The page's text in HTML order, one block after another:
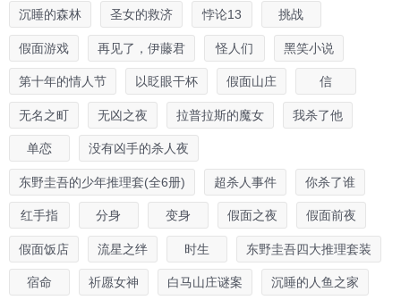
沉睡的森林 圣女的救济 悖论13 挑战
假面游戏 再见了，伊藤君 怪人们 黑笑小说
第十年的情人节 以眨眼干杯 假面山庄 信
无名之町 无凶之夜 拉普拉斯的魔女 我杀了他
单恋 没有凶手的杀人夜
东野圭吾的少年推理套(全6册) 超杀人事件 你杀了谁
红手指 分身 变身 假面之夜 假面前夜
假面饭店 流星之绊 时生 东野圭吾四大推理套装
宿命 祈愿女神 白马山庄谜案 沉睡的人鱼之家